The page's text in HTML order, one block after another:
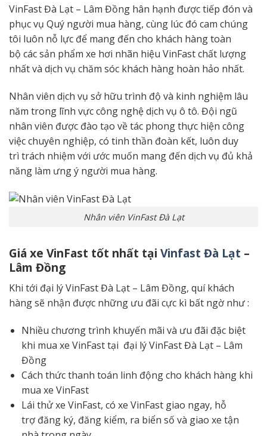
VinFast Đà Lạt – Lâm Đồng hân hạnh đượctiếp đón và
phục vụ Quý người mua hàng, cùng lúc đó cam chúng
tôi luôn nỗ lực để mang đến cho khách hàngtoàn
bộ cácsản phẩm xe hơi nhãn hiệu VinFast chất lượng
nhất và dịch vụ chăm sóc khách hàng hoàn hảo nhất.
Nhân viên dịch vụ sở hữu trình độ và kinh nghiệm lâu
năm trong lĩnh vực công nghệ dịch vụ ô tô. Đội ngũ
nhân viên được đào tạo về tác phongthực hiện công
việcchuyên nghiệp, có tinh thần đoàn kết, luôn duy
trìtrách nhiệm với ước muốn mang đến dịch vụ đủ khả
năng làm ưng ý người mua hàng.
Nhân viên VinFast Đà Lạt
Giá xe VinFast tốt nhất tại Vinfast Đà Lạt –
Lâm Đồng
Khi tới đại lý VinFast Đà Lạt – Lâm Đồng, quí khách
hàng sẽ nhận được những ưu đãi cực kì bất ngờ như :
Nhiều chương trình khuyến mãi và ưu đãi đặc biệt
khi mua xe VinFast tại đại lý VinFast Đà Lạt – Lâm
Đồng
Cách thức thanh toán linh độngcho khách hàng khi
mua xe VinFast
Lái thử xe VinFast, có xe VinFast giao ngay, hỗ
trợđăng ký, đăng kiểm, ra biển số và giao xe tận